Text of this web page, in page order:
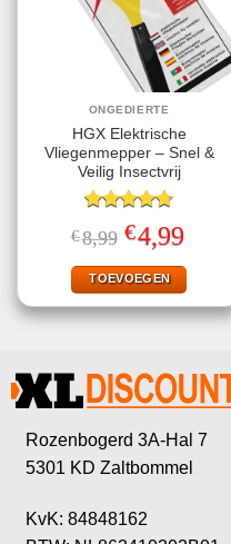
ONGEDIERTE
HGX Elektrische
Vliegenmepper – Snel &
Veilig Insectvrij
Gewaardeerd
4.70uit 5
€8,99 Oorspronkelijke
prijs
was:
€8,99.
€4,99
is:
€4,99.
TOEVOEGEN
Rozenbogerd 3A-Hal 7
5301 KD Zaltbommel
KvK: 84848162